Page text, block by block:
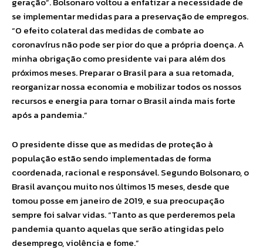
se implementar medidas para a preservação de empregos.
“O efeito colateral das medidas de combate ao
coronavírus não pode ser pior do que a própria doença. A
minha obrigação como presidente vai para além dos
próximos meses. Preparar o Brasil para a sua retomada,
reorganizar nossa economia e mobilizar todos os nossos
recursos e energia para tornar o Brasil ainda mais forte
após a pandemia.”
O presidente disse que as medidas de proteção à
população estão sendo implementadas de forma
coordenada, racional e responsável. Segundo Bolsonaro, o
Brasil avançou muito nos últimos 15 meses, desde que
tomou posse em janeiro de 2019, e sua preocupação
sempre foi salvar vidas. “Tanto as que perderemos pela
pandemia quanto aquelas que serão atingidas pelo
desemprego, violência e fome.”